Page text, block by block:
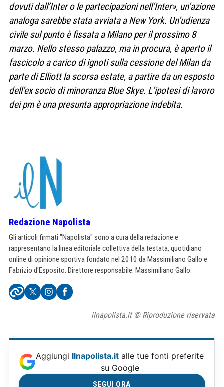
dovuti dall’Inter o le partecipazioni nell’Inter», un’azione
analoga sarebbe stata avviata a New York. Un’udienza
civile sul punto è fissata a Milano per il prossimo 8
marzo. Nello stesso palazzo, ma in procura, è aperto il
fascicolo a carico di ignoti sulla cessione del Milan da
parte di Elliott la scorsa estate, a partire da un esposto
dell’ex socio di minoranza Blue Skye. L’ipotesi di lavoro
dei pm è una presunta appropriazione indebita.
Redazione Napolista
Gli articoli firmati "Napolista" sono a cura della redazione e
rappresentano la linea editoriale collettiva della testata, quotidiano
online di opinione sportiva fondato nel 2010 da Massimiliano Gallo e
Fabrizio d'Esposito. Direttore responsabile: Massimiliano Gallo.
ilnapolista.it © Riproduzione riservata
Aggiungi Ilnapolista.it alle tue fonti preferite
su Google
SEGUI ORA